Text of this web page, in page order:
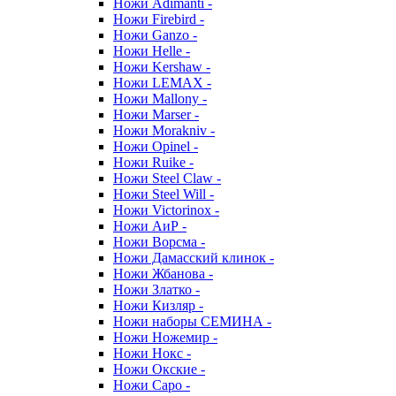
Ножи Adimanti -
Ножи Firebird -
Ножи Ganzo -
Ножи Helle -
Ножи Kershaw -
Ножи LEMAX -
Ножи Mallony -
Ножи Marser -
Ножи Morakniv -
Ножи Opinel -
Ножи Ruike -
Ножи Steel Claw -
Ножи Steel Will -
Ножи Victorinox -
Ножи АиР -
Ножи Ворсма -
Ножи Дамасский клинок -
Ножи Жбанова -
Ножи Златко -
Ножи Кизляр -
Ножи наборы СЕМИНА -
Ножи Ножемир -
Ножи Нокс -
Ножи Окские -
Ножи Саро -